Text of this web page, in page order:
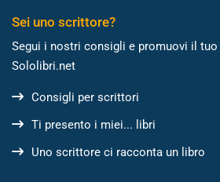
Sei uno scrittore?
Segui i nostri consigli e promuovi il
Sololibri.net
Consigli per scrittori
Ti presento i miei... libri
Uno scrittore ci racconta un libro